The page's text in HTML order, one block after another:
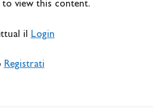
to view this content.
il Login
Registrati